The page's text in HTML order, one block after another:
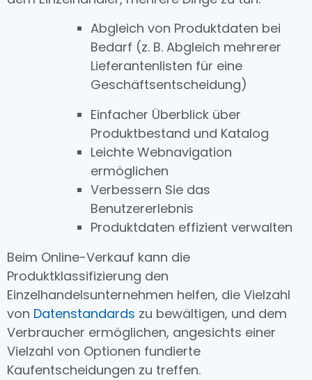
Abgleich von Produktdaten bei
Bedarf (z. B. Abgleich mehrerer
Lieferantenlisten für eine
Geschäftsentscheidung)
Einfacher Überblick über
Produktbestand und Katalog
Leichte Webnavigation
ermöglichen
Verbessern Sie das
Benutzererlebnis
Produktdaten effizient verwalten
Beim Online-Verkauf kann die
Produktklassifizierung den
Einzelhandelsunternehmen helfen, die Vielzahl
von Datenstandards zu bewältigen, und dem
Verbraucher ermöglichen, angesichts einer
Vielzahl von Optionen fundierte
Kaufentscheidungen zu treffen.